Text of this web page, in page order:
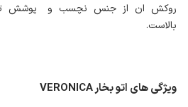
روکش ان از جنس نچسب و پوشش
بالاست.
ویژگی های اتو بخار VERONICA